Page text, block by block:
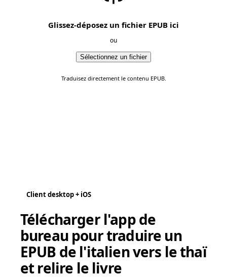
Glissez-déposez un fichier EPUB ici
ou
Sélectionnez un fichier
Traduisez directement le contenu EPUB.
Client desktop + iOS
Télécharger l'app de
bureau pour traduire un
EPUB de l'italien vers le thaï
et relire le livre